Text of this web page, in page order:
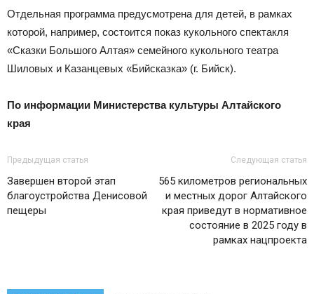
Отдельная программа предусмотрена для детей, в рамках
которой, например, состоится показ кукольного спектакля
«Сказки Большого Алтая» семейного кукольного театра
Шиловых и Казанцевых «Бийсказка» (г. Бийск).
По информации Министерства культуры Алтайского
края
Предыдущая статья
Завершен второй этап
благоустройства Денисовой
пещеры
Следующая статья
565 километров региональных
и местных дорог Алтайского
края приведут в нормативное
состояние в 2025 году в
рамках нацпроекта